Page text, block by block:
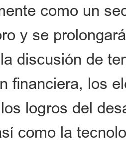
como un
y se
discusión de
financiera, los
logros del
como la